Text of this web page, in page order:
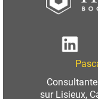
sur Lisieux,